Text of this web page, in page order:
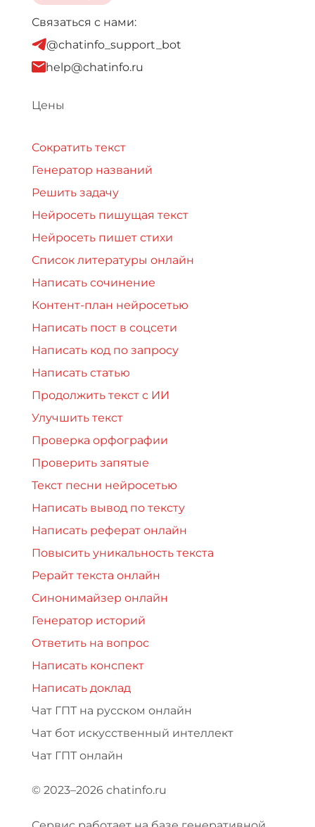
Связаться с нами:
@chatinfo_support_bot
help@chatinfo.ru
Цены
Сократить текст
Генератор названий
Решить задачу
Нейросеть пишущая текст
Нейросеть пишет стихи
Список литературы онлайн
Написать сочинение
Контент-план нейросетью
Написать пост в соцсети
Написать код по запросу
Написать статью
Продолжить текст с ИИ
Улучшить текст
Проверка орфографии
Проверить запятые
Текст песни нейросетью
Написать вывод по тексту
Написать реферат онлайн
Повысить уникальность текста
Рерайт текста онлайн
Синонимайзер онлайн
Генератор историй
Ответить на вопрос
Написать конспект
Написать доклад
Чат ГПТ на русском онлайн
Чат бот искусственный интеллект
Чат ГПТ онлайн
© 2023–2026 chatinfo.ru